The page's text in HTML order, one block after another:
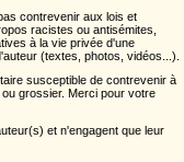
contrevenir aux lois et
racistes ou antisémites,
à la vie privée d'une
(textes, photos, vidéos...).
susceptible de contrevenir à
grossier. Merci pour votre
et n'engagent que leur